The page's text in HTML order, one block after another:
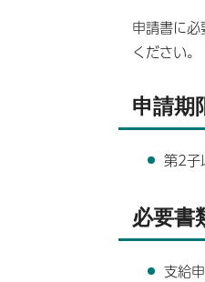
申請書に
ください。
申請期
第2子
必要書
支給